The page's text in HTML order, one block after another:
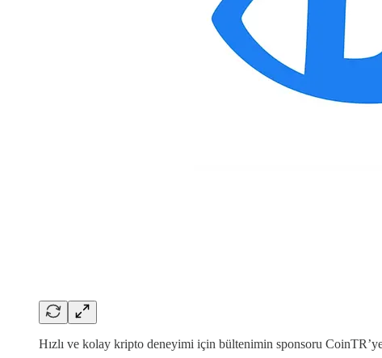
Hızlı ve kolay kripto deneyimi için bültenimin sponsoru